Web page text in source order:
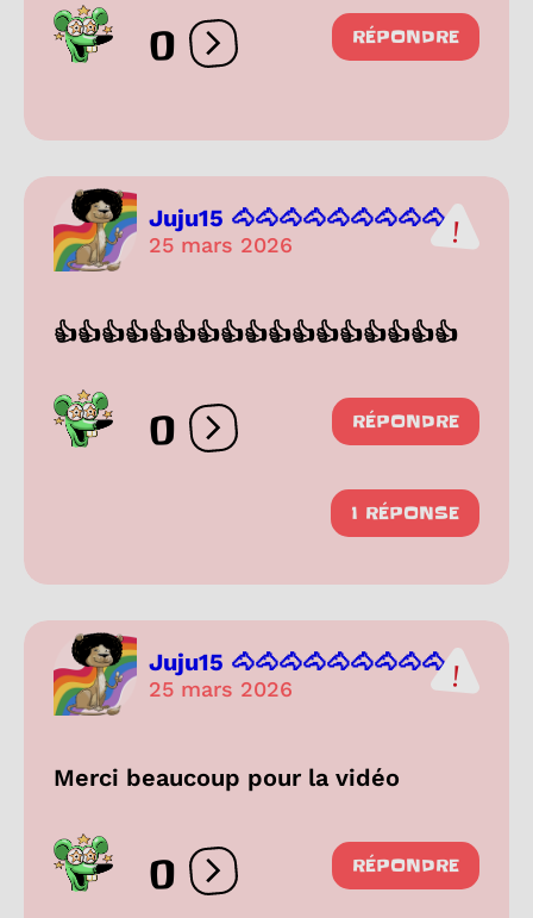
0 Ouvrir les réactions
RÉPONDRE
Juju15 🐴🐴🐴🐴🐴🐴🐴🐴🐴...
25 mars 2026
👍👍👍👍👍👍👍👍👍👍👍👍👍👍👍👍👍
0 Ouvrir les réactions
RÉPONDRE
1 RÉPONSE
Juju15 🐴🐴🐴🐴🐴🐴🐴🐴🐴...
25 mars 2026
Merci beaucoup pour la vidéo
0 Ouvrir les réactions
RÉPONDRE